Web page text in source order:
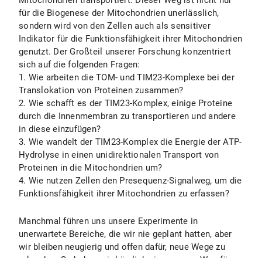
für die Biogenese der Mitochondrien unerlässlich,
sondern wird von den Zellen auch als sensitiver
Indikator für die Funktionsfähigkeit ihrer Mitochondrien
genutzt. Der Großteil unserer Forschung konzentriert
sich auf die folgenden Fragen:
1. Wie arbeiten die TOM- und TIM23-Komplexe bei der
Translokation von Proteinen zusammen?
2. Wie schafft es der TIM23-Komplex, einige Proteine
durch die Innenmembran zu transportieren und andere
in diese einzufügen?
3. Wie wandelt der TIM23-Komplex die Energie der ATP-
Hydrolyse in einen unidirektionalen Transport von
Proteinen in die Mitochondrien um?
4. Wie nutzen Zellen den Presequenz-Signalweg, um die
Funktionsfähigkeit ihrer Mitochondrien zu erfassen?
Manchmal führen uns unsere Experimente in
unerwartete Bereiche, die wir nie geplant hatten, aber
wir bleiben neugierig und offen dafür, neue Wege zu